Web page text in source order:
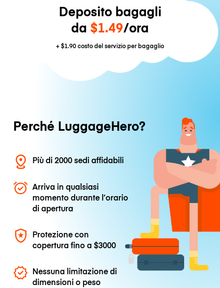
Deposito bagagli
da $1.49/ora
+$1.90costo del servizio per bagaglio
Perché LuggageHero?
Più di 2000 sedi affidabili
Arriva in qualsiasi
momento durante l’orario
di apertura
Protezione con
copertura fino a$3000
Nessuna limitazione di
dimensioni o peso